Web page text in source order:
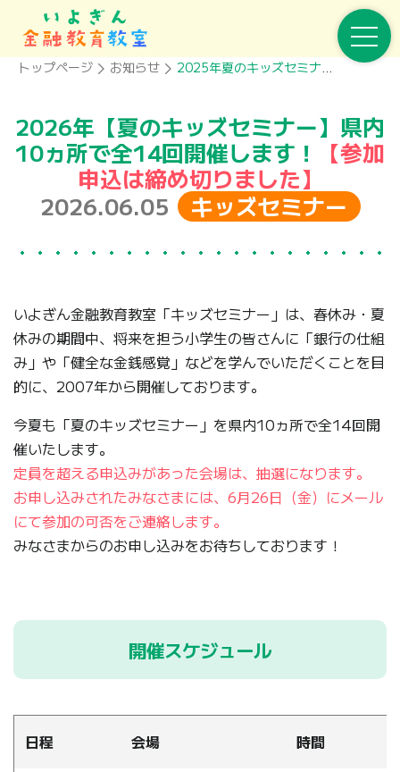
トップページ お知らせ 2025年夏のキッズセミナー開催のお知らせ
2026年【夏のキッズセミナー】県内
10ヵ所で全14回開催します！
【参加
申込は締め切りました】
2026.06.05
キッズセミナー
いよぎん金融教育教室「キッズセミナー」は、春休み・夏
休みの期間中、将来を担う小学生の皆さんに「銀行の仕組
み」や「健全な金銭感覚」などを学んでいただくことを目
的に、2007年から開催しております。
今夏も「夏のキッズセミナー」を県内10ヵ所で全14回開
催いたします。
定員を超える申込みがあった会場は、抽選になります。
お申し込みされたみなさまには、6月26日（金）にメール
にて参加の可否をご連絡します。
みなさまからのお申し込みをお待ちしております！
開催スケジュール
日程 会場 時間